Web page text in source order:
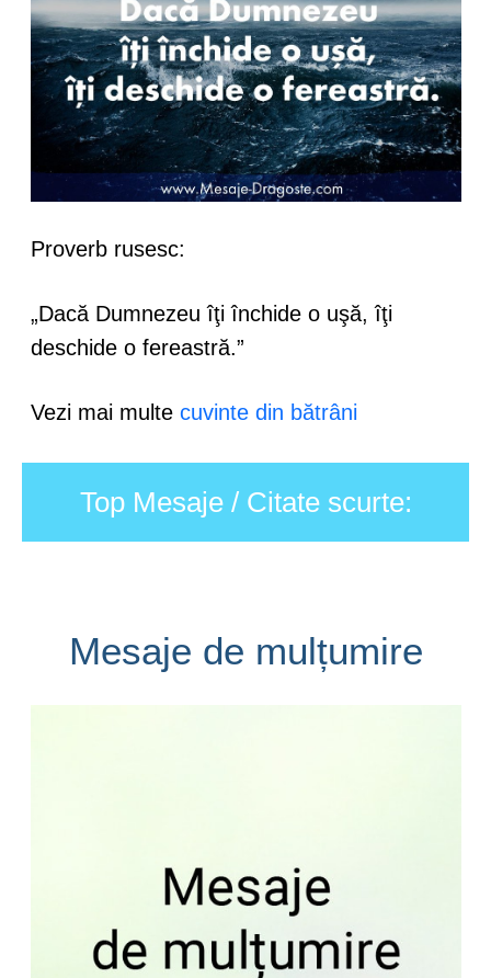
Proverb rusesc:
„Dacă Dumnezeu îţi închide o uşă, îţi
deschide o fereastră.”
Vezi mai multe cuvinte din bătrâni
Top Mesaje / Citate scurte:
Mesaje de mulțumire